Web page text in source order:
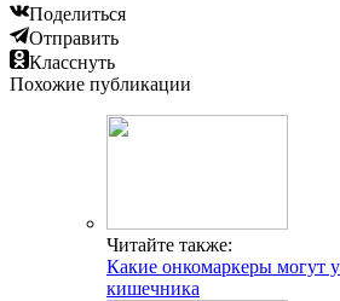
Поделиться
Отправить
Класснуть
Похожие публикации
Читайте также:
Какие онкомаркеры могут
кишечника